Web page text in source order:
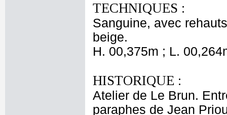
TECHNIQUES :
Sanguine, avec
beige.
H. 00,375m ; L.
HISTORIQUE :
Atelier de Le Brun.
paraphes de Jean